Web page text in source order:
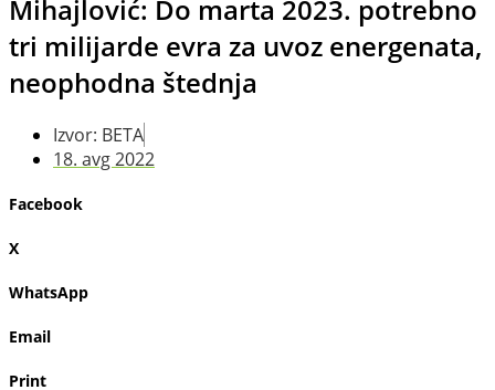
Mihajlović: Do marta 2023. potrebno
tri milijarde evra za uvoz energenata,
neophodna štednja
Izvor: BETA
18. avg 2022
Facebook
X
WhatsApp
Email
Print